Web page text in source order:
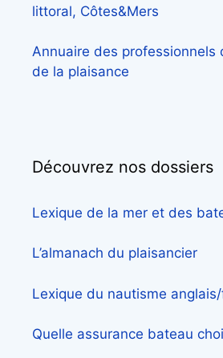
littoral, Côtes&Mers
Annuaire des professionnels
de la plaisance
Découvrez nos dossiers
Lexique de la mer et des
L’almanach du plaisancier
Lexique du nautisme
Quelle assurance bateau